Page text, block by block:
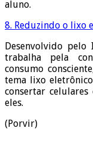
aluno.
8. Reduzindo o lixo
Desenvolvido
trabalha pela
consumo
tema lixo
consertar
eles.
(Porvir)